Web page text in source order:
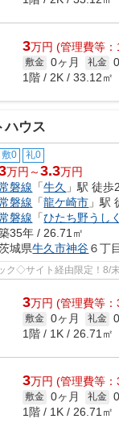
3万円 (管理費等
敷金 0ヶ月 礼金
1階 / 2K / 33.12㎡
ハウス
敷0 礼0
万円～3.3万円
磐線 「牛久 」駅 徒歩
磐線 「龍ケ崎市 」駅
磐線 「ひたち野うしく
35年 / 26.71㎡
城県牛久市神谷６丁
ク◇サイト経由限定！8/
3万円 (管理費等
敷金 0ヶ月 礼金
1階 / 1K / 26.71㎡
3万円 (管理費等
敷金 0ヶ月 礼金
1階 / 1K / 26.71㎡